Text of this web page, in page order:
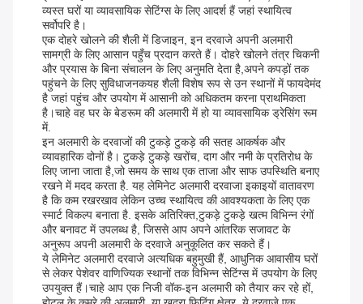
व्यस्त घरों या व्यावसायिक सेटिंग्स के लिए आदर्श हैं जहां स्थायित्व
सर्वोपरि है।
एक दोहरे खोलने की शैली में डिजाइन, इन दरवाजे अपनी अलमारी
सामग्री के लिए आसान पहुँच प्रदान करते हैं। दोहरे खोलने तंत्र चिकनी
और प्रयास के बिना संचालन के लिए अनुमति देता है,अपने कपड़ों तक
पहुंचने के लिए सुविधाजनकयह शैली विशेष रूप से उन स्थानों में फायदेमंद
है जहां पहुंच और उपयोग में आसानी को अधिकतम करना प्राथमिकता
है।चाहे वह घर के बेडरूम की अलमारी में हो या व्यावसायिक ड्रेसिंग रूम
में.
इन अलमारी के दरवाजों की टुकड़े टुकड़े की सतह आकर्षक और
व्यावहारिक दोनों है। टुकड़े टुकड़े खरोंच, दाग और नमी के प्रतिरोध के
लिए जाना जाता है,जो समय के साथ एक ताजा और साफ उपस्थिति बनाए
रखने में मदद करता है. यह लेमिनेट अलमारी दरवाजा इकाइयों वातावरण
है कि कम रखरखाव लेकिन उच्च स्थायित्व की आवश्यकता के लिए एक
स्मार्ट विकल्प बनाता है. इसके अतिरिक्त,टुकड़े टुकड़े खत्म विभिन्न रंगों
और बनावट में उपलब्ध है, जिससे आप अपने आंतरिक सजावट के
अनुरूप अपनी अलमारी के दरवाजे अनुकूलित कर सकते हैं।
ये लेमिनेट अलमारी दरवाजे अत्यधिक बहुमुखी हैं, आधुनिक आवासीय घरों
से लेकर पेशेवर वाणिज्यिक स्थानों तक विभिन्न सेटिंग्स में उपयोग के लिए
उपयुक्त हैं।चाहे आप एक निजी वॉक-इन अलमारी को तैयार कर रहे हों,